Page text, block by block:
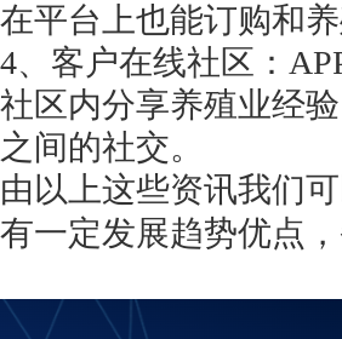
在平台上也能订购和
4、客户在线社区：
社区内分享养殖业经
之间的社交。
由以上这些资讯我们
有一定发展趋势优点